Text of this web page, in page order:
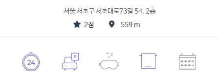
서울 서초구 서초대로73길 54, 2층
2점
559 m